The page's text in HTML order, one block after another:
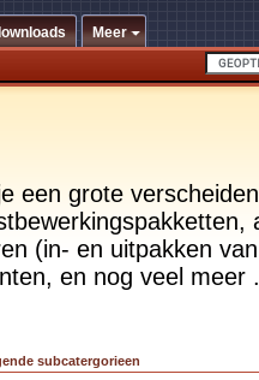
Meer
een grote
(in- en uitpakken
en nog veel meer
subcatergorieen